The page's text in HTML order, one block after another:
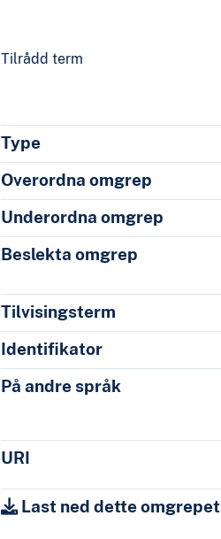
Tilrådd term
Type
Overordna omgrep
Underordna omgrep
Beslekta omgrep
Tilvisingsterm
Identifikator
På andre språk
URI
Last ned dette omgrepet